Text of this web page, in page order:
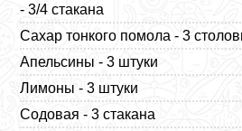
- 3/4 стакана
Сахар тонкого помола - 3
Апельсины - 3 штуки
Лимоны - 3 штуки
Содовая - 3 стакана